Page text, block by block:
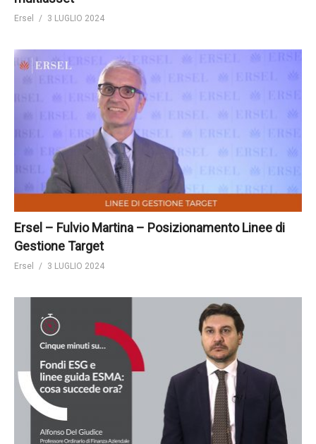
Ersel 3 LUGLIO 2024
Ersel – Fulvio Martina – Posizionamento Linee di
Gestione Target
Ersel 3 LUGLIO 2024